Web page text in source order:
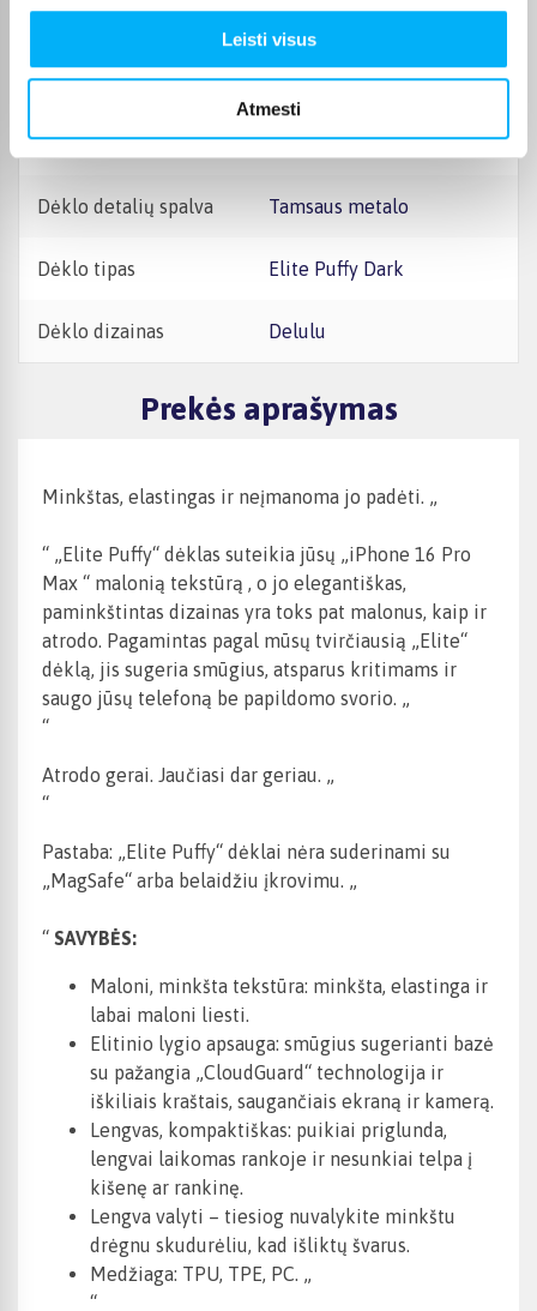
Leisti visus
Atmesti
Gamintojas Burga
Telefono gamintojas Apple
Telefono modelis iPhone 16 Pro Max
Dėklo detalių spalva Tamsaus metalo
Dėklo tipas Elite Puffy Dark
Dėklo dizainas Delulu
Prekės aprašymas
Minkštas, elastingas ir neįmanoma jo padėti. „
“ „Elite Puffy“ dėklas suteikia jūsų „iPhone 16 Pro
Max “ malonią tekstūrą , o jo elegantiškas,
paminkštintas dizainas yra toks pat malonus, kaip ir
atrodo. Pagamintas pagal mūsų tvirčiausią „Elite“
dėklą, jis sugeria smūgius, atsparus kritimams ir
saugo jūsų telefoną be papildomo svorio. „
“
Atrodo gerai. Jaučiasi dar geriau. „
“
Pastaba: „Elite Puffy“ dėklai nėra suderinami su
„MagSafe“ arba belaidžiu įkrovimu. „
“ SAVYBĖS:
Maloni, minkšta tekstūra: minkšta, elastinga ir
labai maloni liesti.
Elitinio lygio apsauga: smūgius sugerianti bazė
su pažangia „CloudGuard“ technologija ir
iškiliais kraštais, saugančiais ekraną ir kamerą.
Lengvas, kompaktiškas: puikiai priglunda,
lengvai laikomas rankoje ir nesunkiai telpa į
kišenę ar rankinę.
Lengva valyti – tiesiog nuvalykite minkštu
drėgnu skudurėliu, kad išliktų švarus.
Medžiaga: TPU, TPE, PC. „
“